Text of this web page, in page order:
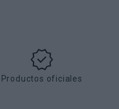
Productos oficiales